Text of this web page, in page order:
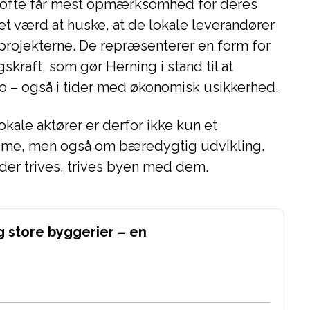
får mest opmærksomhed for deres
værd at huske, at de lokale leverandører
De repræsenterer en form for
som gør Herning i stand til at
også i tider med økonomisk usikkerhed.
aktører er derfor ikke kun et
men også om bæredygtig udvikling.
trives, trives byen med dem.
store byggerier – en